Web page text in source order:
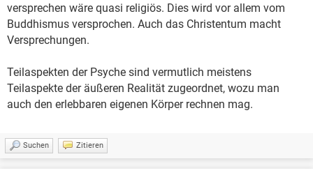
versprechen wäre quasi religiös. Dies wird vor allem vom
Buddhismus versprochen. Auch das Christentum macht
Versprechungen.
Teilaspekten der Psyche sind vermutlich meistens
Teilaspekte der äußeren Realität zugeordnet, wozu man
auch den erlebbaren eigenen Körper rechnen mag.
Suchen Zitieren